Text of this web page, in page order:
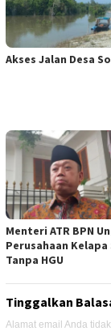
Akses Jalan Desa
Menteri ATR BPN
Perusahaan
Tanpa HGU
Tinggalkan
Alamat email Anda